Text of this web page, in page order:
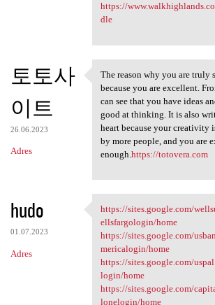
https://
dle
토토사
이트
26.06.2023
Adres
The reason why you
The reason why you are truly
because you are excellent.
can see that you have ideas
good at thinking. It is also
heart because your creativity
by more people, and you are
enough. https://totovera.com
hudo
01.07.2023
Adres
https://sites.google.com
https://sites.google.com/
ellsfargologin/home
https://sites.google.com/
mericalogin/home
https://sites.google.com/
login/home
https://sites.google.com/
lonelogin/home